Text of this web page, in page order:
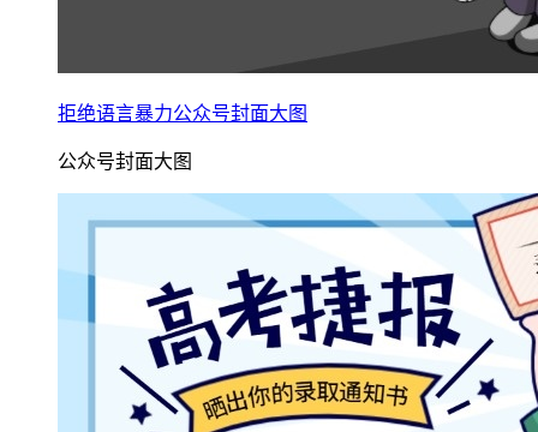
拒绝语言暴力公众号封面大图
公众号封面大图